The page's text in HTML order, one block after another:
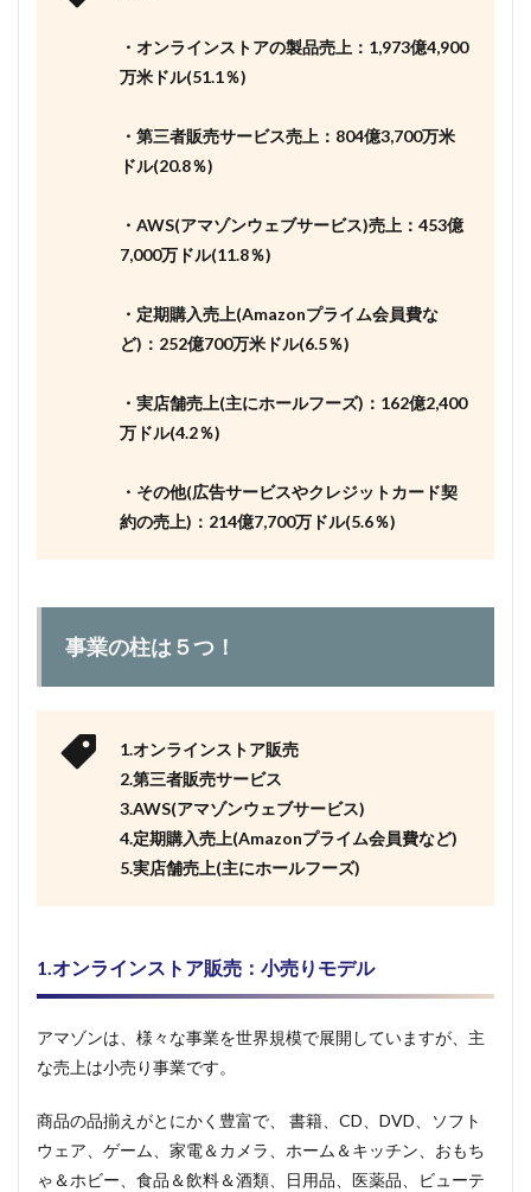
・オンラインストアの製品売上：1,973億4,900
万米ドル(51.1％)
・第三者販売サービス売上：804億3,700万米
ドル(20.8％)
・AWS(アマゾンウェブサービス)売上：453億
7,000万ドル(11.8％)
・定期購入売上(Amazonプライム会員費な
ど)：252億700万米ドル(6.5％)
・実店舗売上(主にホールフーズ)：162億2,400
万ドル(4.2％)
・その他(広告サービスやクレジットカード契
約の売上)：214億7,700万ドル(5.6％)
事業の柱は５つ！
1.オンラインストア販売
2.第三者販売サービス
3.AWS(アマゾンウェブサービス)
4.定期購入売上(Amazonプライム会員費など)
5.実店舗売上(主にホールフーズ)
1.オンラインストア販売：小売りモデル
アマゾンは、様々な事業を世界規模で展開していますが、主
な売上は小売り事業です。
商品の品揃えがとにかく豊富で、 書籍、CD、DVD、ソフト
ウェア、ゲーム、家電＆カメラ、ホーム＆キッチン、おもち
ゃ＆ホビー、食品＆飲料＆酒類、日用品、医薬品、ビューテ